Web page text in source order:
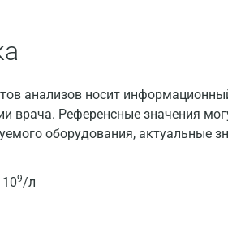
анализов носит
врача. Референсные значения
оборудования, актуальные
109/л